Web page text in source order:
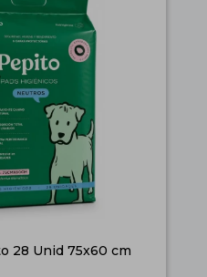
28 Unid 75x60 cm